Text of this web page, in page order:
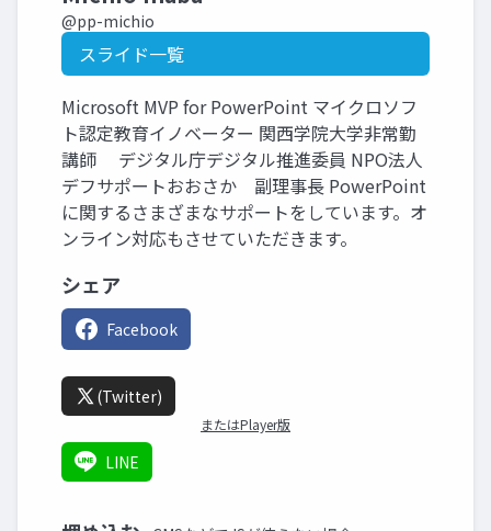
@pp-michio
スライド一覧
Microsoft MVP for PowerPoint マイクロソフ
ト認定教育イノベーター 関西学院大学非常勤
講師 デジタル庁デジタル推進委員 NPO法人
デフサポートおおさか 副理事長 PowerPoint
に関するさまざまなサポートをしています。オ
ンライン対応もさせていただきます。
シェア
Facebook
(Twitter)
またはPlayer版
LINE